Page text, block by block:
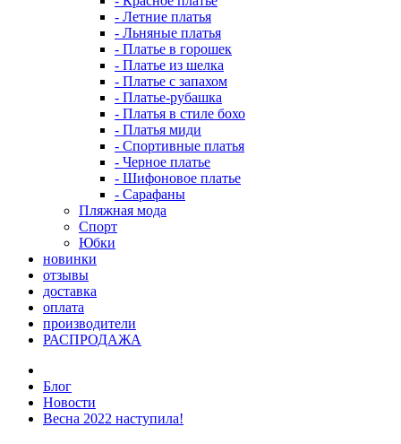
- Летние платья
- Льняные платья
- Платье в горошек
- Платье из шелка
- Платье с запахом
- Платье-рубашка
- Платья в стиле бохо
- Платья миди
- Спортивные платья
- Черное платье
- Шифоновое платье
- Сарафаны
Пляжная мода
Спорт
Юбки
новинки
отзывы
доставка
оплата
производители
РАСПРОДАЖА
Блог
Новости
Весна 2022 наступила!